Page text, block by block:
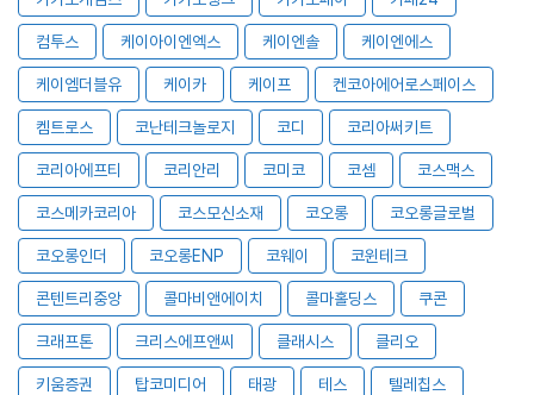
컴투스 케이아이엔엑스 케이엔솔 케이엔에스
케이엠더블유 케이카 케이프 켄코아에어로스페이스
켐트로스 코난테크놀로지 코디 코리아써키트
코리아에프티 코리안리 코미코 코셈 코스맥스
코스메카코리아 코스모신소재 코오롱 코오롱글로벌
코오롱인더 코오롱ENP 코웨이 코윈테크
콘텐트리중앙 콜마비앤에이치 콜마홀딩스 쿠콘
크래프톤 크리스에프앤씨 클래시스 클리오
키움증권 탑코미디어 태광 테스 텔레칩스